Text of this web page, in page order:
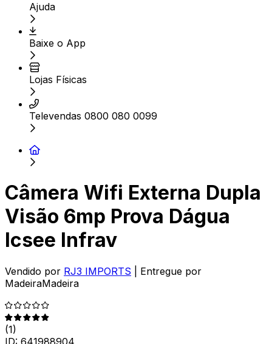
Ajuda
Baixe o App
Lojas Físicas
Televendas 0800 080 0099
Câmera Wifi Externa Dupla
Visão 6mp Prova Dágua
Icsee Infrav
Vendido por RJ3 IMPORTS
| Entregue por
MadeiraMadeira
(1)
ID: 641988904